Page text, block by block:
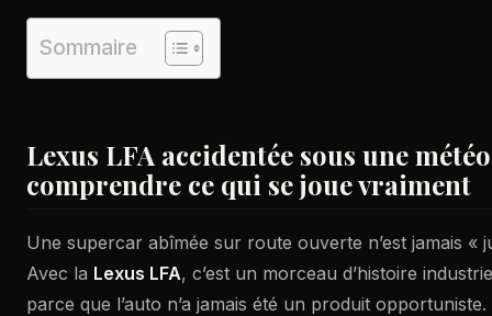
Sommaire
Lexus LFA accidentée sous une
comprendre ce qui se joue vraiment
Une supercar abîmée sur route ouverte n’est jamais «
Avec la Lexus LFA, c’est un morceau d’histoire
parce que l’auto n’a jamais été un produit